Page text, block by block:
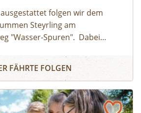
folgen wir dem
Steyrling am
"Wasser-Spuren". Dabei
oft unter Steinen verbergen
Eigenschaften des
Lebens-Räume
FÄHRTE FOLGEN